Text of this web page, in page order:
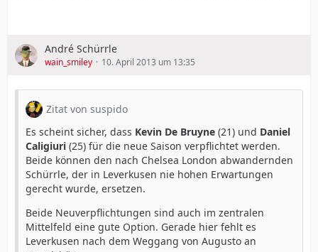
André Schürrle
wain_smiley 10. April 2013 um 13:35
Zitat von suspido
Es scheint sicher, dass Kevin De Bruyne (21) und Daniel
Caligiuri (25) für die neue Saison verpflichtet werden.
Beide können den nach Chelsea London abwandernden
Schürrle, der in Leverkusen nie hohen Erwartungen
gerecht wurde, ersetzen.
Beide Neuverpflichtungen sind auch im zentralen
Mittelfeld eine gute Option. Gerade hier fehlt es
Leverkusen nach dem Weggang von Augusto an